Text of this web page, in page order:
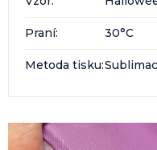
Praní: 30°C
Metoda tisku: